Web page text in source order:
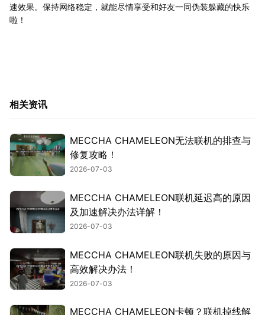
速效果。保持网络稳定，就能尽情享受和好友一同伪装躲藏的快乐
啦！
相关资讯
MECCHA CHAMELEON无法联机的排查与
修复攻略！
2026-07-03
MECCHA CHAMELEON联机延迟高的原因
及加速解决办法详解！
2026-07-03
MECCHA CHAMELEON联机失败的原因与
高效解决办法！
2026-07-03
MECCHA CHAMELEON卡顿？联机掉线解